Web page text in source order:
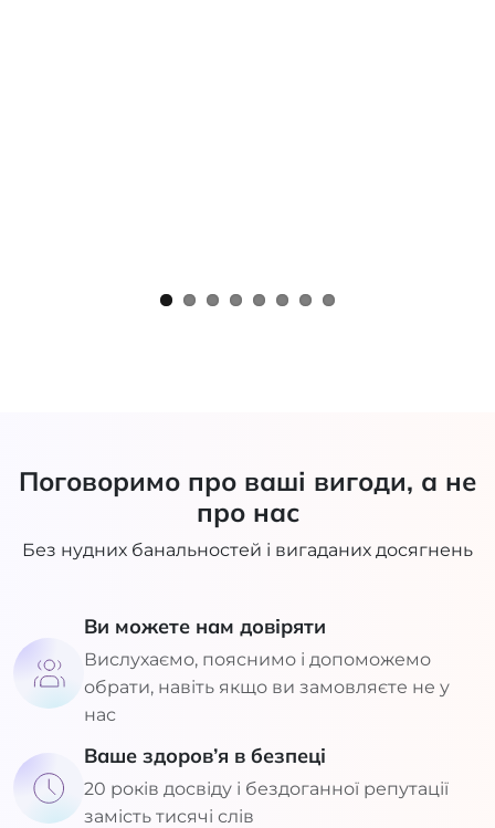
Поговоримо про ваші вигоди, а не
про нас
Без нудних банальностей і вигаданих досягнень
Ви можете нам довіряти
Вислухаємо, пояснимо і допоможемо
обрати, навіть якщо ви замовляєте не у
нас
Ваше здоров’я в безпеці
20 років досвіду і бездоганної репутації
замість тисячі слів